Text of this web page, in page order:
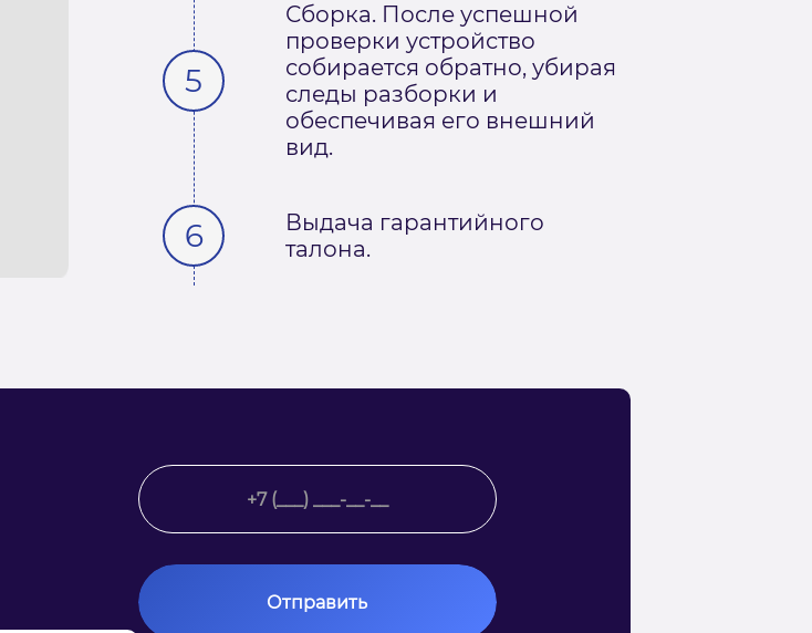
Сборка. После успешной
проверки устройство
собирается обратно, убирая
следы разборки и
обеспечивая его внешний
вид.
Выдача гарантийного
талона.
Отправить